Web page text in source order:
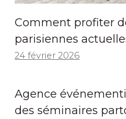
Comment profiter
parisiennes
24 février 2026
Agence
des séminaires